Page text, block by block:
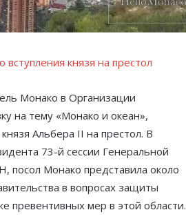
князя на престол
Монако в Организации
на тему «Монако и океан»,
Альбера II на престол. В
73-й сессии Генеральной
посол Монако представила около
в вопросах защиты
превентивных мер в этой области.